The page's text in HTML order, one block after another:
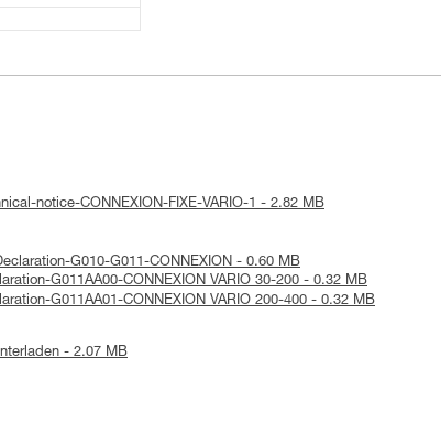
notice-CONNEXION-FIXE-VARIO-1 - 2.82 MB
G010-G011-CONNEXION - 0.60 MB
G011AA00-CONNEXION VARIO 30-200 - 0.32 MB
G011AA01-CONNEXION VARIO 200-400 - 0.32 MB
- 2.07 MB